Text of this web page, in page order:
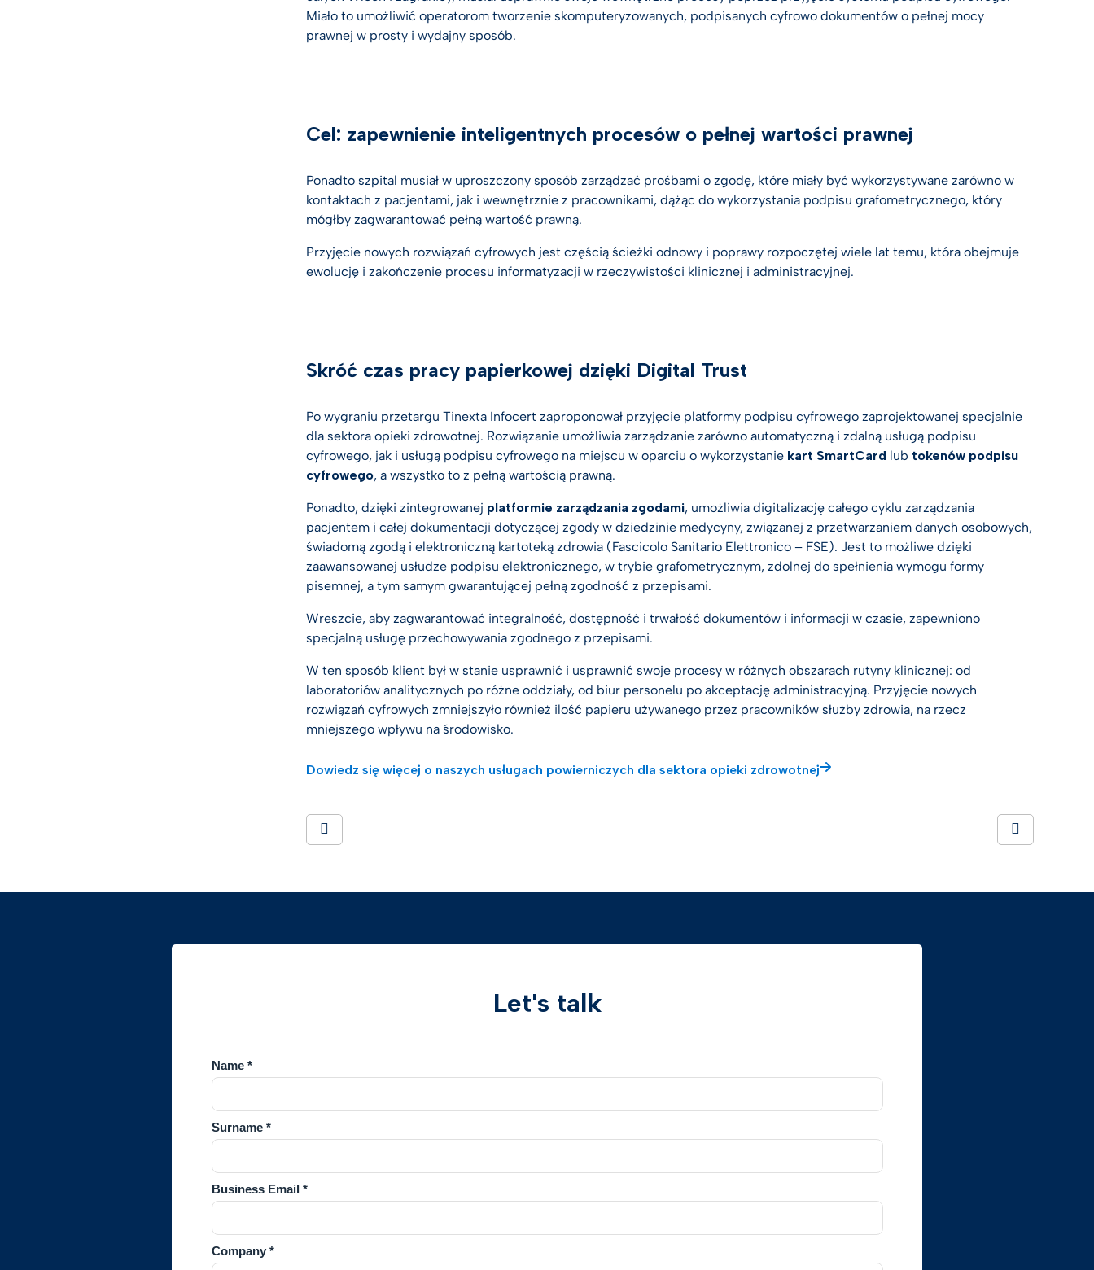
Miało to umożliwić operatorom tworzenie skomputeryzowanych, podpisanych cyfrowo dokumentów o pełnej mocy
prawnej w prosty i wydajny sposób.
Cel: zapewnienie inteligentnych procesów o pełnej wartości prawnej
Ponadto szpital musiał w uproszczony sposób zarządzać prośbami o zgodę, które miały być wykorzystywane zarówno w
kontaktach z pacjentami, jak i wewnętrznie z pracownikami, dążąc do wykorzystania podpisu grafometrycznego, który
mógłby zagwarantować pełną wartość prawną.
Przyjęcie nowych rozwiązań cyfrowych jest częścią ścieżki odnowy i poprawy rozpoczętej wiele lat temu, która obejmuje
ewolucję i zakończenie procesu informatyzacji w rzeczywistości klinicznej i administracyjnej.
Skróć czas pracy papierkowej dzięki Digital Trust
Po wygraniu przetargu Tinexta Infocert zaproponował przyjęcie platformy podpisu cyfrowego zaprojektowanej specjalnie
dla sektora opieki zdrowotnej. Rozwiązanie umożliwia zarządzanie zarówno automatyczną i zdalną usługą podpisu
cyfrowego, jak i usługą podpisu cyfrowego na miejscu w oparciu o wykorzystanie kart SmartCard lub tokenów podpisu
cyfrowego, a wszystko to z pełną wartością prawną.
Ponadto, dzięki zintegrowanej platformie zarządzania zgodami, umożliwia digitalizację całego cyklu zarządzania
pacjentem i całej dokumentacji dotyczącej zgody w dziedzinie medycyny, związanej z przetwarzaniem danych osobowych,
świadomą zgodą i elektroniczną kartoteką zdrowia (Fascicolo Sanitario Elettronico – FSE). Jest to możliwe dzięki
zaawansowanej usłudze podpisu elektronicznego, w trybie grafometrycznym, zdolnej do spełnienia wymogu formy
pisemnej, a tym samym gwarantującej pełną zgodność z przepisami.
Wreszcie, aby zagwarantować integralność, dostępność i trwałość dokumentów i informacji w czasie, zapewniono
specjalną usługę przechowywania zgodnego z przepisami.
W ten sposób klient był w stanie usprawnić i usprawnić swoje procesy w różnych obszarach rutyny klinicznej: od
laboratoriów analitycznych po różne oddziały, od biur personelu po akceptację administracyjną. Przyjęcie nowych
rozwiązań cyfrowych zmniejszyło również ilość papieru używanego przez pracowników służby zdrowia, na rzecz
mniejszego wpływu na środowisko.
Dowiedz się więcej o naszych usługach powierniczych dla sektora opieki zdrowotnej
Let's talk